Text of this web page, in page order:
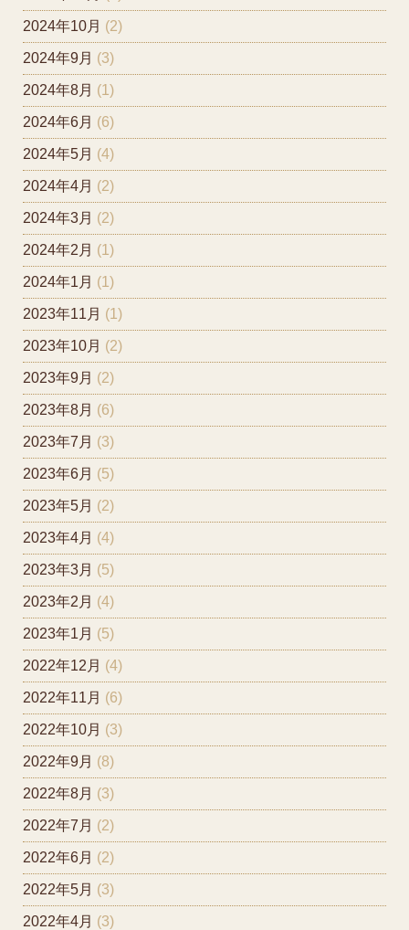
2024年10月 (2)
2024年9月 (3)
2024年8月 (1)
2024年6月 (6)
2024年5月 (4)
2024年4月 (2)
2024年3月 (2)
2024年2月 (1)
2024年1月 (1)
2023年11月 (1)
2023年10月 (2)
2023年9月 (2)
2023年8月 (6)
2023年7月 (3)
2023年6月 (5)
2023年5月 (2)
2023年4月 (4)
2023年3月 (5)
2023年2月 (4)
2023年1月 (5)
2022年12月 (4)
2022年11月 (6)
2022年10月 (3)
2022年9月 (8)
2022年8月 (3)
2022年7月 (2)
2022年6月 (2)
2022年5月 (3)
2022年4月 (3)